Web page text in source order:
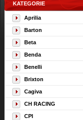
KATEGORIE
Aprilia
Barton
Beta
Benda
Benelli
Brixton
Cagiva
CH RACING
CPI